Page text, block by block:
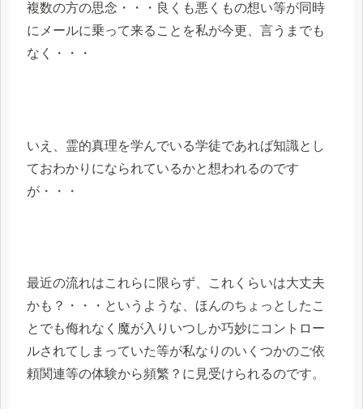
複数の方の思念・・・良くも悪くもの想い等が同時
にメールに乗って来ることを私が今更、言うまでも
なく・・・
いえ、霊的真理を学んでいる学徒であれば知識とし
ておわかりになられているかと想われるのです
が・・・
最近の流れはこれらに限らず、これくらいは大丈夫
かも？・・・というような、ほんのちょっとしたこ
とでも侮れなく魔が入りいつしか巧妙にコントロー
ルされてしまっていた等が私なりのいくつかのご依
頼関連等の体験から頻繁？に見受けられるのです。